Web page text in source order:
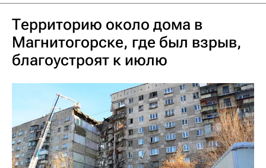
Территорию около дома в
Магнитогорске, где был взрыв,
благоустроят к июлю